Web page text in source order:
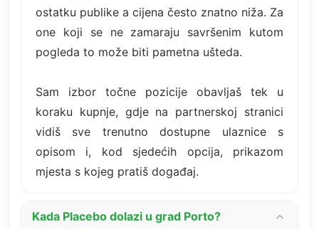
ostatku publike a cijena često znatno niža. Za
one koji se ne zamaraju savršenim kutom
pogleda to može biti pametna ušteda.
Sam izbor točne pozicije obavljaš tek u
koraku kupnje, gdje na partnerskoj stranici
vidiš sve trenutno dostupne ulaznice s
opisom i, kod sjedećih opcija, prikazom
mjesta s kojeg pratiš događaj.
Kada Placebo dolazi u grad Porto?